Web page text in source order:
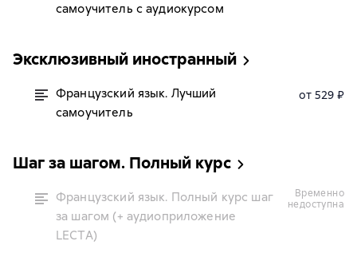
самоучитель с аудиокурсом
Эксклюзивный иностранный
Французский язык. Лучший
самоучитель
от 529 ₽
Шаг за шагом. Полный курс
Французский язык. Полный курс шаг
за шагом (+ аудиоприложение
LECTA)
временно
недоступна